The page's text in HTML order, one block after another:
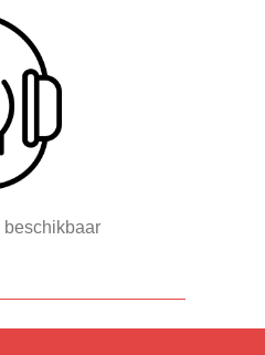
beschikbaar